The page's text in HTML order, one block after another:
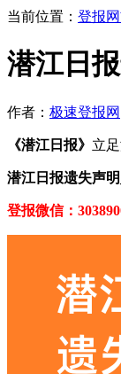
当前位置： 登报
潜江日
作者： 极速登报网
《潜江日报》 立
潜江日报遗失声
登报微信：